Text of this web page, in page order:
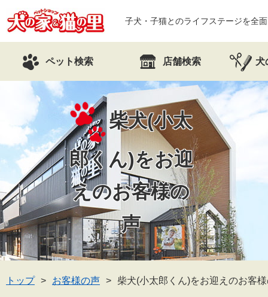
子犬・子猫とのライフステージを全
ペット検索 店舗検索 犬
柴犬(小太
郎くん)をお迎
えのお客様の
声
トップ お客様の声 柴犬(小太郎くん)をお迎えのお客